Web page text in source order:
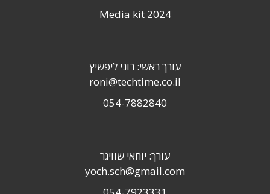
Media kit 2024
עורך ראשי: רוני ליפשיץ
roni@techtime.co.il
054-7882840
עורך: יוחאי שוויגר
yoch.sch@gmail.com